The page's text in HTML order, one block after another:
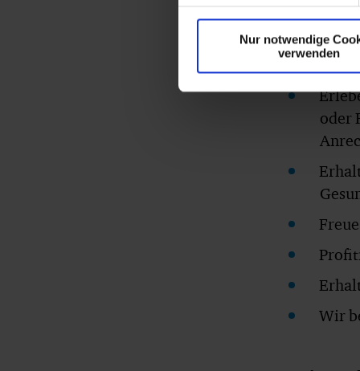
Nur notwendige
verwenden
gute
oder
Wir